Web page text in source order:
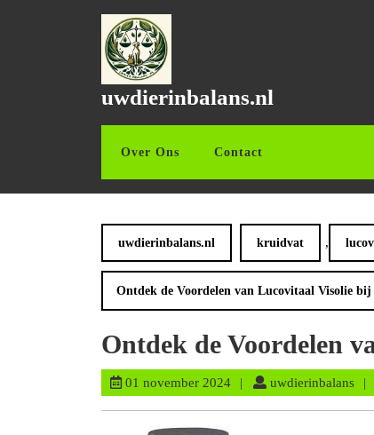
uwdierinbalans.nl
Over Ons Contact
uwdierinbalans.nl kruidvat ,
Ontdek de Voordelen van Lucovitaal Visolie
Ontdek de Voordelen
01 november 202401
uwdierinbalans